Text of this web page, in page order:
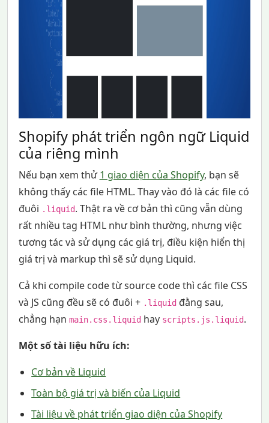
Shopify phát triển ngôn ngữ Liquid
của riêng mình
Nếu bạn xem thử1 giao diện của Shopify, bạn sẽ
không thấy các file HTML. Thay vào đó là các file có
đuôi .liquid. Thật ra về cơ bản thì cũng vẫn dùng
rất nhiều tag HTML như bình thường, nhưng việc
tương tác và sử dụng các giá trị, điều kiện hiển thị
giá trị và markup thì sẽ sử dụng Liquid.
Cả khi compile code từ source code thì các file CSS
và JS cũng đều sẽ có đuôi + .liquidđằng sau,
chẳng hạn main.css.liquidhay scripts.js.liquid.
Một số tài liệu hữu ích:
Cơ bản về Liquid
Toàn bộ giá trị và biến của Liquid
Tài liệu về phát triển giao diện của Shopify